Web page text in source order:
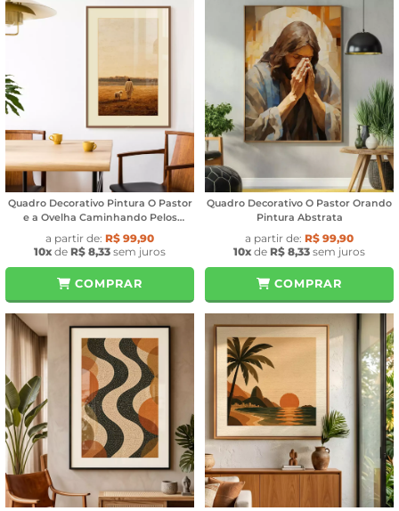
Quadro Decorativo Pintura O Pastor
e a Ovelha Caminhando Pelos
Campo Ensolarado
a partir de: R$ 99,90
10x de R$ 8,33 sem juros
COMPRAR
Quadro Decorativo O Pastor Orando
Pintura Abstrata
a partir de: R$ 99,90
10x de R$ 8,33 sem juros
COMPRAR